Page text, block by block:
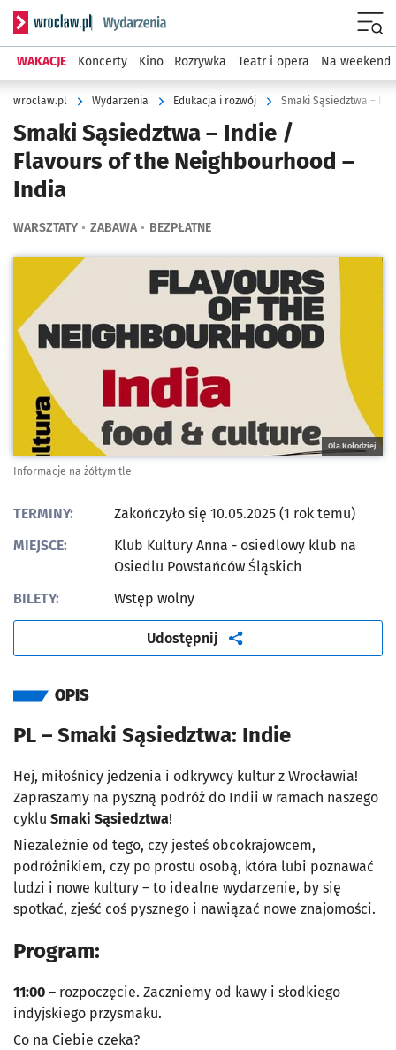
Serwis informacyjny wroclaw.pl podserwis: Wydarzenia
WAKACJE Koncerty Kino Rozrywka Teatr i opera Na weekend
wroclaw.pl Wydarzenia Edukacja i rozwój Smaki Sąsiedztwa –
Smaki Sąsiedztwa – Indie /
Flavours of the Neighbourhood –
India
WARSZTATY ZABAWA BEZPŁATNE
Kliknij, aby powiększyć
Ola Kołodziej
Informacje na żółtym tle
TERMINY:
Zakończyło się 10.05.2025 (1 rok temu)
MIEJSCE:
Klub Kultury Anna - osiedlowy klub na
Osiedlu Powstańców Śląskich
BILETY:
Wstęp wolny
Udostępnij artykuł
OPIS
PL – Smaki Sąsiedztwa: Indie
Hej, miłośnicy jedzenia i odkrywcy kultur z Wrocławia!
Zapraszamy na pyszną podróż do Indii w ramach naszego
cyklu Smaki Sąsiedztwa!
Niezależnie od tego, czy jesteś obcokrajowcem,
podróżnikiem, czy po prostu osobą, która lubi poznawać
ludzi i nowe kultury – to idealne wydarzenie, by się
spotkać, zjeść coś pysznego i nawiązać nowe znajomości.
Program:
11:00 – rozpoczęcie. Zaczniemy od kawy i słodkiego
indyjskiego przysmaku.
Co na Ciebie czeka?